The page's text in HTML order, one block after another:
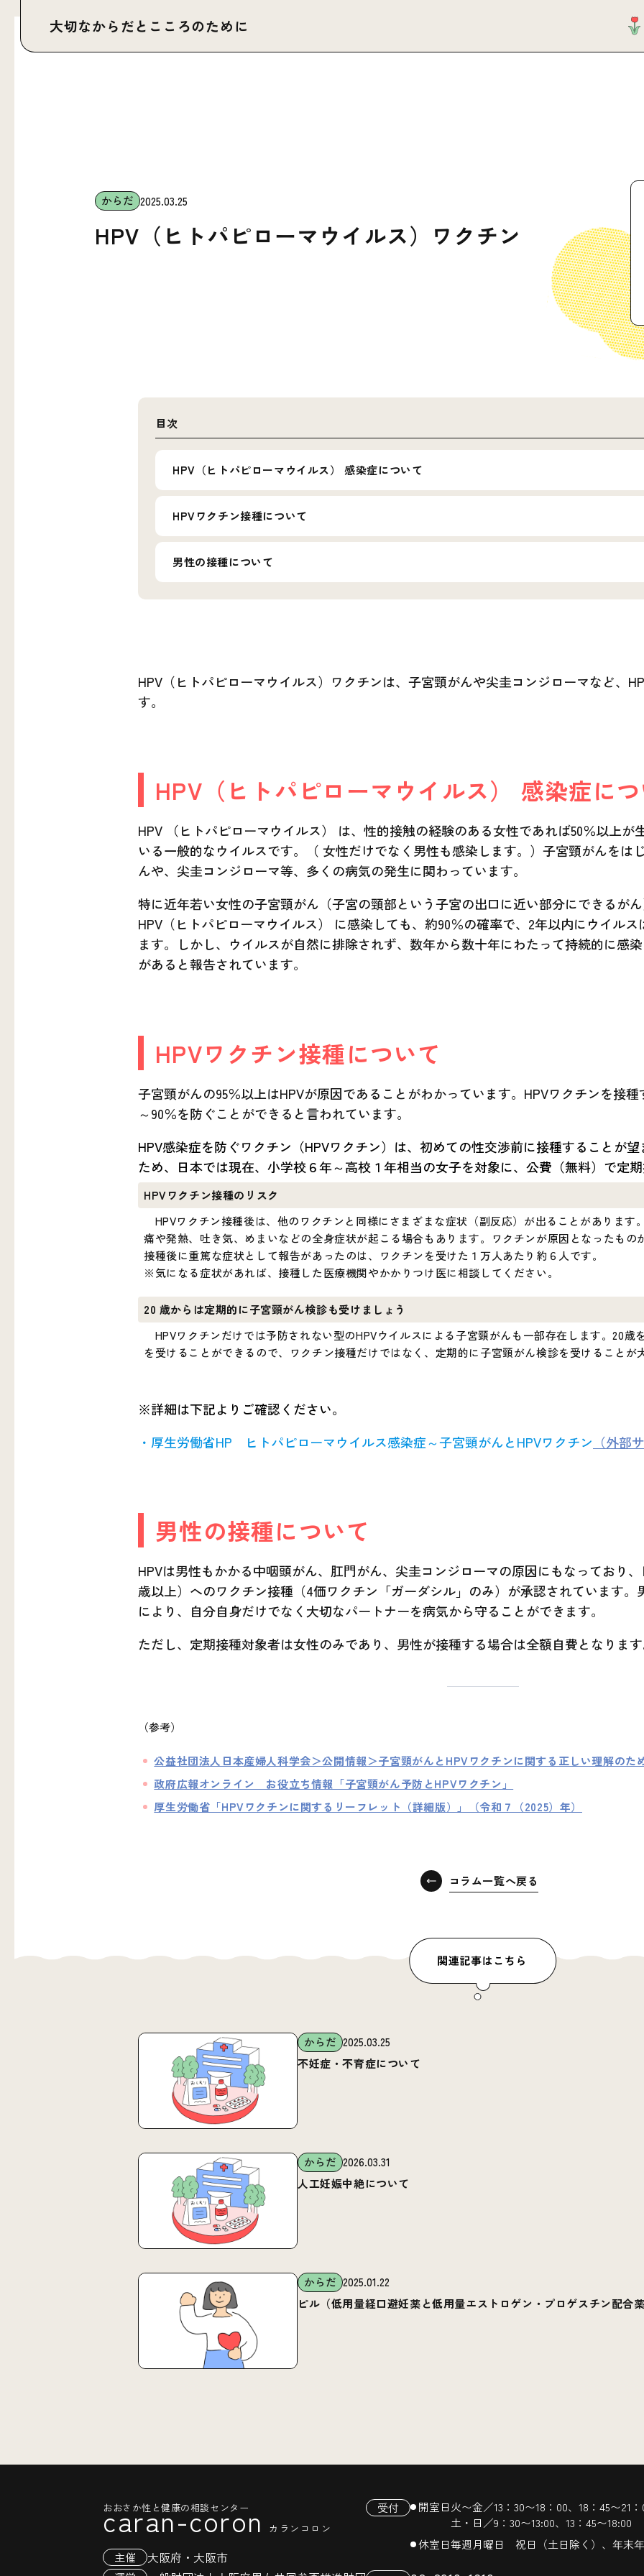
大切なからだと こころのために
からだ 2025.03.25
HPV（ヒトパピローマウイルス）ワクチン
目次
HPV（ヒトパピローマウイルス） 感染症について
HPVワクチン接種について
男性の接種について
HPV（ヒトパピローマウイルス）ワクチンは、子宮頸がんや尖圭コンジローマなど、
す。
HPV（ヒトパピローマウイルス） 感染症に
HPV （ヒトパピローマウイルス） は、性的接触の経験のある女性であれば50％以上が
いる一般的なウイルスです。（ 女性だけでなく男性も感染します。）子宮頸がんをは
んや、尖圭コンジローマ等、多くの病気の発生に関わっています。
特に近年若い女性の子宮頸がん（子宮の頸部という子宮の出口に近い部分にできるが
HPV（ヒトパピローマウイルス） に感染しても、約90％の確率で、2年以内にウイル
ます。しかし、ウイルスが自然に排除されず、数年から数十年にわたって持続的に感
があると報告されています。
HPVワクチン接種について
子宮頸がんの95％以上はHPVが原因であることがわかっています。HPVワクチンを接
～90％を防ぐことができると言われています。
HPV感染症を防ぐワクチン（HPVワクチン）は、初めての性交渉前に接種することが
ため、日本では現在、小学校６年～高校１年相当の女子を対象に、公費（無料）で定
HPVワクチン接種のリスク
HPVワクチン接種後は、他のワクチンと同様にさまざまな症状（副反応）が出ることがあります
痛や発熱、吐き気、めまいなどの全身症状が起こる場合もあります。ワクチンが原因となったもの
接種後に重篤な症状として報告があったのは、ワクチンを受けた１万人あたり約６人です。
※気になる症状があれば、接種した医療機関やかかりつけ医に相談してください。
20 歳からは定期的に子宮頸がん検診も受けましょう
HPVワクチンだけでは予防されない型のHPVウイルスによる子宮頸がんも一部存在します。20歳
を受けることができるので、ワクチン接種だけではなく、定期的に子宮頸がん検診を受けることが
※詳細は下記よりご確認ください。
・厚生労働省HP ヒトパピローマウイルス感染症～子宮頸がんとHPVワクチン （外部
男性の接種について
HPVは男性もかかる中咽頭がん、肛門がん、尖圭コンジローマの原因にもなっており
歳以上）へのワクチン接種（4価ワクチン「ガーダシル」のみ）が承認されています
により、自分自身だけでなく大切なパートナーを病気から守ることができます。
ただし、定期接種対象者は女性のみであり、男性が接種する場合は全額自費となりま
（参考）
公益社団法人日本産婦人科学会＞公開情報＞子宮頸がんとHPVワクチンに関する正しい理解のた
政府広報オンライン お役立ち情報「子宮頸がん予防とHPVワクチン」
厚生労働省「HPVワクチンに関するリーフレット（詳細版）」（令和７（2025）年）
コラム一覧へ戻る
からだ 2025.03.25
不妊症・不育症について
からだ 2026.03.31
人工妊娠中絶について
からだ 2025.01.22
ピル（低用量経口避妊薬と低用量エストロゲン・プロゲスチン配合
おおさか性と健康の相談センター
caran-coron カランコロン
主催 大阪府・大阪市
受付 開室日 火〜金／13：30〜18：00、18：45〜21
土・日／9：30〜13:00、13：45〜18:00
休室日毎週月曜日 祝日（土日除く）、年末